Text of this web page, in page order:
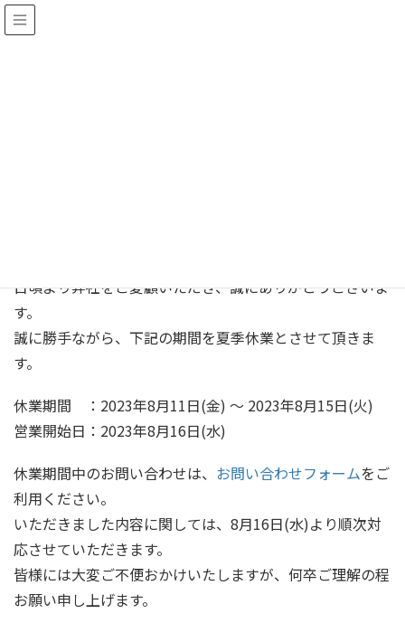
日頃より弊社をご愛顧いただき、誠にありがとうございま
す。
誠に勝手ながら、下記の期間を夏季休業とさせて頂きま
す。
休業期間 ：2023年8月11日(金) ～ 2023年8月15日(火)
営業開始日：2023年8月16日(水)
休業期間中のお問い合わせは、 お問い合わせフォームをご
利用ください。
いただきました内容に関しては、8月16日(水)より順次対
応させていただきます。
皆様には大変ご不便おかけいたしますが、何卒ご理解の程
お願い申し上げます。